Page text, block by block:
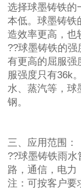
选择球墨铸铁的
本低。球墨铸铁
造效率更高，也
??球墨铸铁的
有更高的屈服强
服强度只有36k
水、蒸汽等，球
钢。
三、应用范围：
??球墨铸铁雨
路，通信，电力
注：可按客户要